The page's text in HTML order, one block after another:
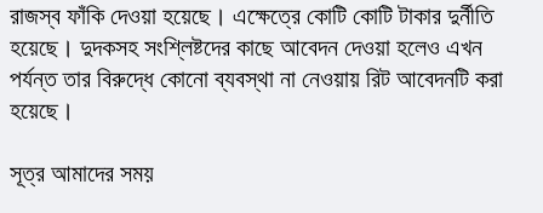
রাজস্ব ফাঁকি দেওয়া হয়েছে। এক্ষেত্রে কোটি কোটি টাকার দুর্নীতি
হয়েছে। দুদকসহ সংশ্লিষ্টদের কাছে আবেদন দেওয়া হলেও এখন
পর্যন্ত তার বিরুদ্ধে কোনো ব্যবস্থা না নেওয়ায় রিট আবেদনটি করা
হয়েছে।
সূত্র আমাদের সময়